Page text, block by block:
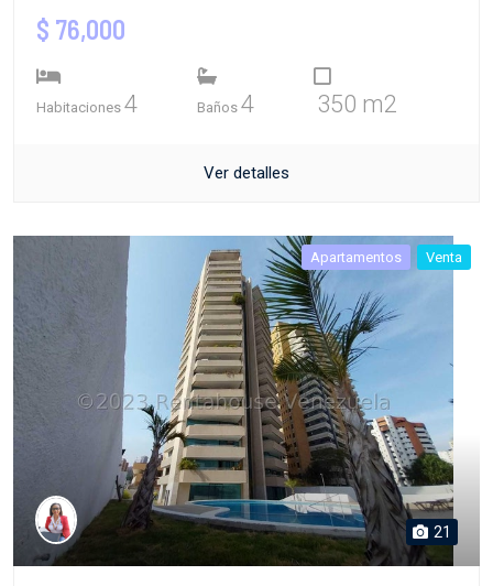
$ 76,000
Habitaciones 4 Baños 4 350 m2
Ver detalles
Apartamentos Venta
21